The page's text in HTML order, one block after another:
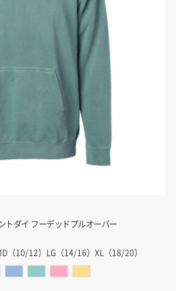
トダイ フーデッドプルオーバー
（10/12）LG（14/16）XL（18/20）